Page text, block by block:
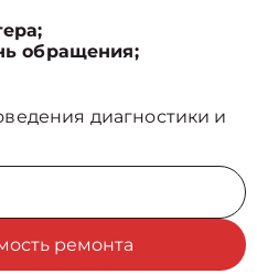
обращения;
диагностики и
ремонта